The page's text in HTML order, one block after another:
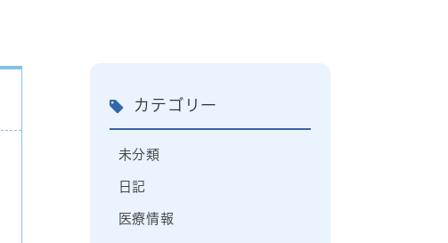
カテゴリー
未分類
日記
医療情報